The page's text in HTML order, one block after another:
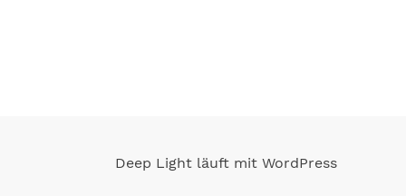
Deep Light läuft mit WordPress